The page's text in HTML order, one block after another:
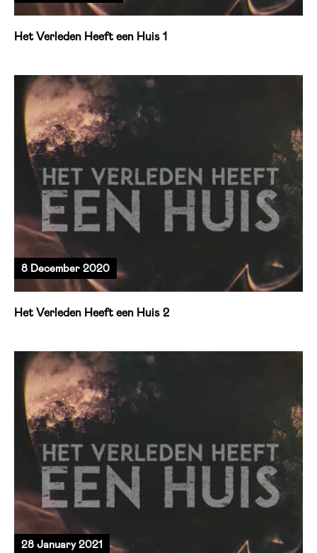
Het Verleden Heeft een Huis 1
8 December 2020
Het Verleden Heeft een Huis 2
28 January 2021